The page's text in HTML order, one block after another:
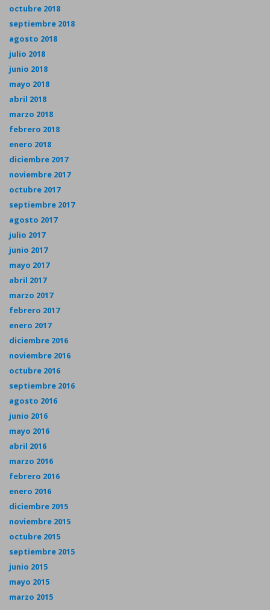
octubre 2018
septiembre 2018
agosto 2018
julio 2018
junio 2018
mayo 2018
abril 2018
marzo 2018
febrero 2018
enero 2018
diciembre 2017
noviembre 2017
octubre 2017
septiembre 2017
agosto 2017
julio 2017
junio 2017
mayo 2017
abril 2017
marzo 2017
febrero 2017
enero 2017
diciembre 2016
noviembre 2016
octubre 2016
septiembre 2016
agosto 2016
junio 2016
mayo 2016
abril 2016
marzo 2016
febrero 2016
enero 2016
diciembre 2015
noviembre 2015
octubre 2015
septiembre 2015
junio 2015
mayo 2015
marzo 2015